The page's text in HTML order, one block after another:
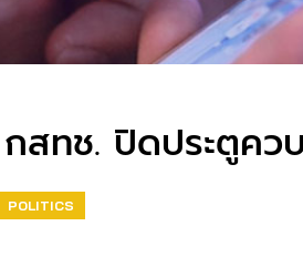
สทช. ปิดประตูค
POLITICS